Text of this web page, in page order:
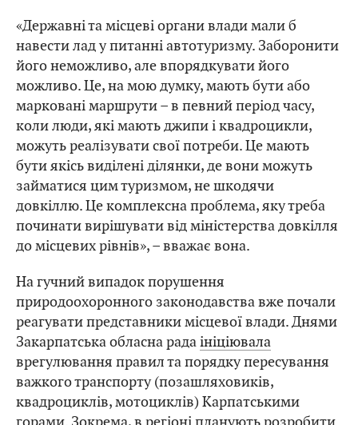
«Державні та місцеві органи влади мали б
навести лад у питанні автотуризму. Заборонити
його неможливо, але впорядкувати його
можливо. Це, на мою думку, мають бути або
марковані маршрути – в певний період часу,
коли люди, які мають джипи і квадроцикли,
можуть реалізувати свої потреби. Це мають
бути якісь виділені ділянки, де вони можуть
займатися цим туризмом, не шкодячи
довкіллю. Це комплексна проблема, яку треба
починати вирішувати від міністерства довкілля
до місцевих рівнів», – вважає вона.
На гучний випадок порушення
природоохоронного законодавства вже почали
реагувати представники місцевої влади. Днями
Закарпатська обласна радаініціювала
врегулювання правил та порядку пересування
важкого транспорту (позашляховиків,
квадроциклів, мотоциклів) Карпатськими